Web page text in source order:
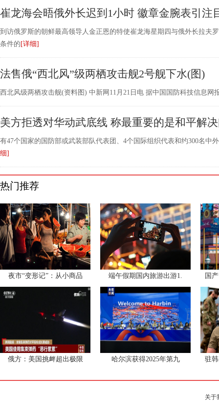
崔龙海会晤俄外长迟到1小时 徽章金腕表引注
到访俄罗斯的朝鲜最高领导人金正恩的特使崔龙海星期四与俄外长拉夫
条件的 [详细]
法售俄“西北风”级两栖攻击舰2号舰下水(图)
西北风级两栖攻击舰(资料图) 中新网11月21日电 据中国国防科技信息
美方拒透对华动武底线 称最重要的是和平解
有47个国家的国防部或武装部队代表团、4个国际组织代表和约300名中
细]
热门推荐
夜市“变形记”：从小商品 端午假期国内旅游出游1. 国
俄方：美国挑衅超出极限 哈尔滨获得2025年第九 驻
关于